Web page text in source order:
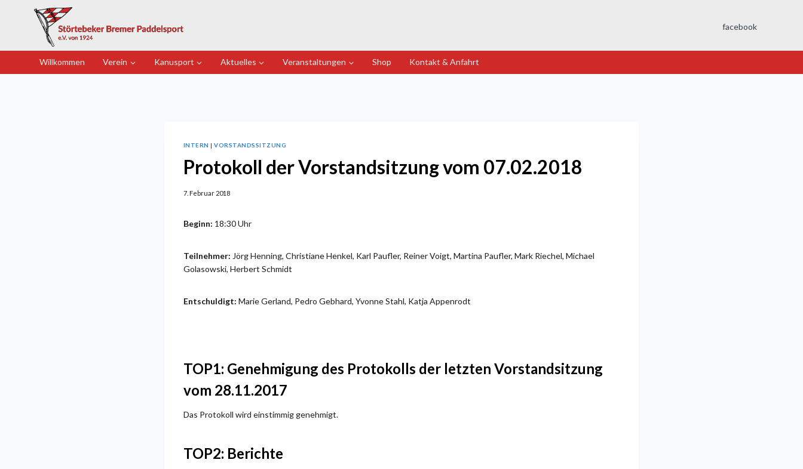
facebook
Willkommen Verein Kanusport Aktuelles Veranstaltungen Shop Kontakt & Anfahrt
INTERN |VORSTANDSSITZUNG
Protokoll der Vorstandsitzung vom 07.02.2018
7. Februar 2018
Beginn: 18:30 Uhr
Teilnehmer: Jörg Henning, Christiane Henkel, Karl Paufler, Reiner Voigt, Martina Paufler, Mark Riechel, Michael
Golasowski, Herbert Schmidt
Entschuldigt: Marie Gerland, Pedro Gebhard, Yvonne Stahl, Katja Appenrodt
TOP1: Genehmigung des Protokolls der letzten Vorstandsitzung
vom 28.11.2017
Das Protokoll wird einstimmig genehmigt.
TOP2: Berichte